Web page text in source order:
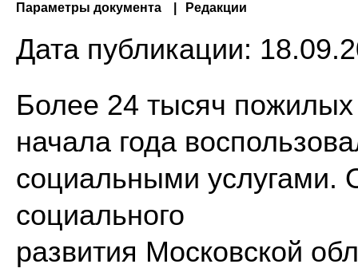
Параметры документа Редакции
Дата публикации:
Более 24 тысяч
начала года
социальными услугами.
социального
развития Московской